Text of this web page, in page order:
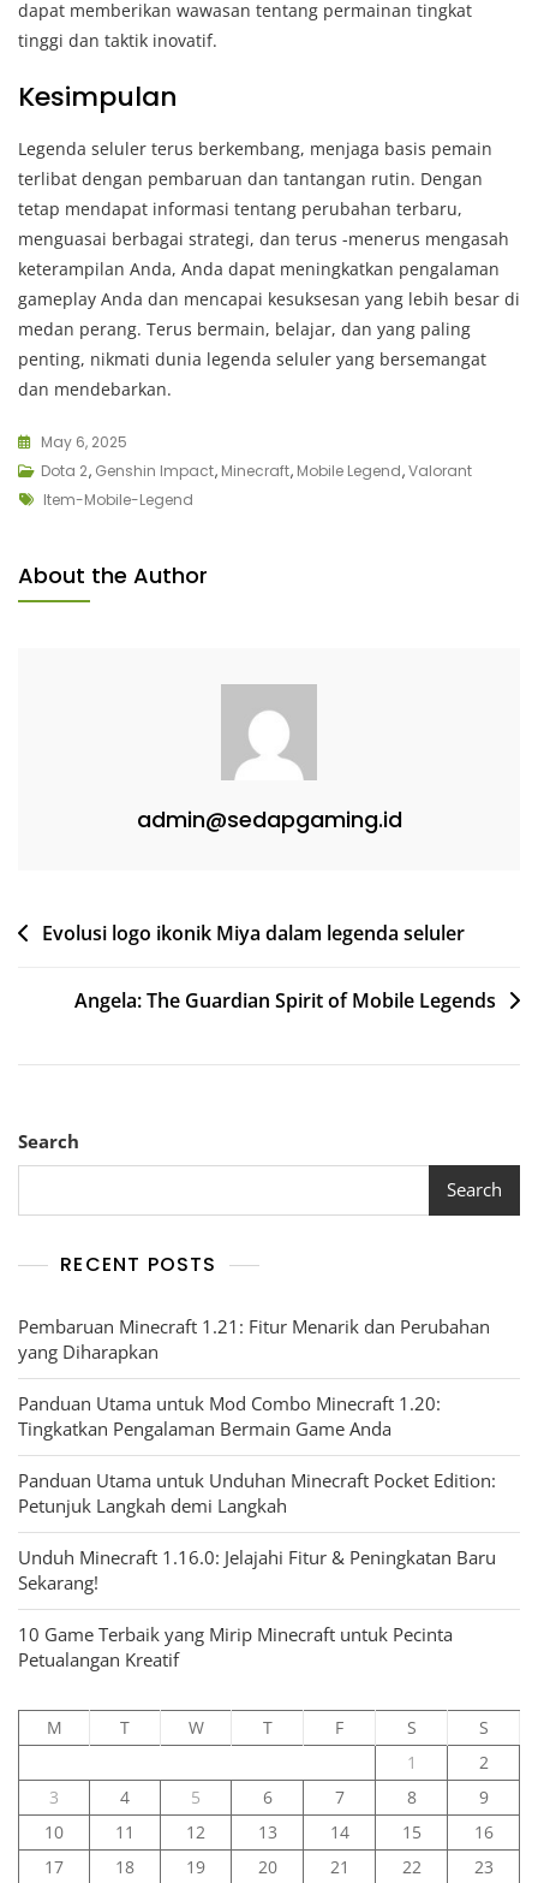
dapat memberikan wawasan tentang permainan tingkat
tinggi dan taktik inovatif.
Kesimpulan
Legenda seluler terus berkembang, menjaga basis pemain
terlibat dengan pembaruan dan tantangan rutin. Dengan
tetap mendapat informasi tentang perubahan terbaru,
menguasai berbagai strategi, dan terus -menerus mengasah
keterampilan Anda, Anda dapat meningkatkan pengalaman
gameplay Anda dan mencapai kesuksesan yang lebih besar di
medan perang. Terus bermain, belajar, dan yang paling
penting, nikmati dunia legenda seluler yang bersemangat
dan mendebarkan.
May 6, 2025
Dota 2, Genshin Impact, Minecraft, Mobile Legend,Valorant
Tags
Item-Mobile-Legend
About the Author
admin@sedapgaming.id
Post
Evolusi logo ikonik Miya dalam legenda seluler
Angela: The Guardian Spirit of Mobile Legends
Search
Search
RECENT POSTS
Pembaruan Minecraft 1.21: Fitur Menarik dan Perubahan
yang Diharapkan
Panduan Utama untuk Mod Combo Minecraft 1.20:
Tingkatkan Pengalaman Bermain Game Anda
Panduan Utama untuk Unduhan Minecraft Pocket Edition:
Petunjuk Langkah demi Langkah
Unduh Minecraft 1.16.0: Jelajahi Fitur & Peningkatan Baru
Sekarang!
10 Game Terbaik yang Mirip Minecraft untuk Pecinta
Petualangan Kreatif
M T W T F S
S
1
2
3
4 5 6 7 8
9
10
11 12 13 14 15
16
17
18 19 20 21 22
23